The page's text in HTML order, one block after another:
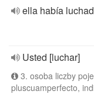
ella había
Usted [luchar]
3. osoba liczby
pluscuamperfecto,